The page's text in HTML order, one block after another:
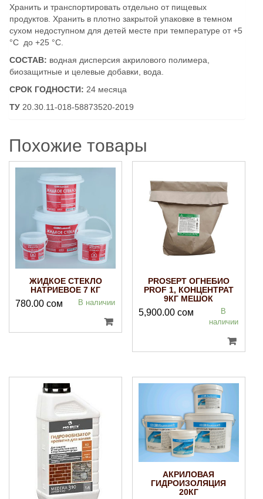
Хранить и транспортировать отдельно от пищевых
продуктов. Хранить в плотно закрытой упаковке в темном
сухом недоступном для детей месте при температуре от +5
°С до +25 °С.
СОСТАВ: водная дисперсия акрилового полимера,
биозащитные и целевые добавки, вода.
СРОК ГОДНОСТИ: 24 месяца
ТУ 20.30.11-018-58873520-2019
Похожие товары
ЖИДКОЕ СТЕКЛО
НАТРИЕВОЕ 7 КГ
780.00 сом В наличии
PROSEPT ОГНЕБИО
PROF 1, КОНЦЕНТРАТ
9КГ МЕШОК
5,900.00 сом
В
наличии
АКРИЛОВАЯ
ГИДРОИЗОЛЯЦИЯ
20КГ